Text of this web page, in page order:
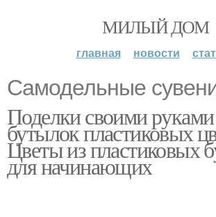
МИЛЫЙ ДОМ
главная новости
Самодельные
Поделки своими
бутылок пластиковых
Цветы из пластиковых
для начинающих